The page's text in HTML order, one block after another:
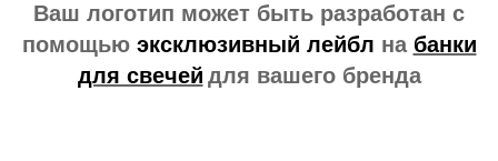
Ваш логотип может быть разработан с
помощью эксклюзивный лейбл на банки
для свечей для вашего бренда